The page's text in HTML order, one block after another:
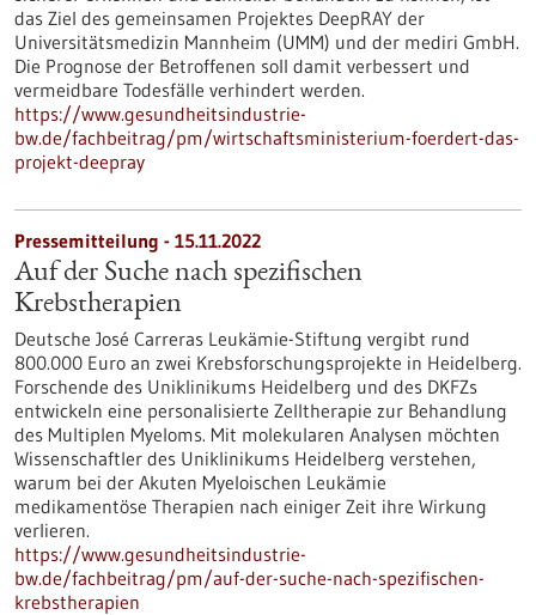
das Ziel des gemeinsamen Projektes DeepRAY der
Universitätsmedizin Mannheim (UMM) und der mediri GmbH.
Die Prognose der Betroffenen soll damit verbessert und
vermeidbare Todesfälle verhindert werden.
https://www.gesundheitsindustrie-
bw.de/fachbeitrag/pm/wirtschaftsministerium-foerdert-das-
projekt-deepray
Pressemitteilung - 15.11.2022
Auf der Suche nach spezifischen
Krebstherapien
Deutsche José Carreras Leukämie-Stiftung vergibt rund
800.000 Euro an zwei Krebsforschungsprojekte in Heidelberg.
Forschende des Uniklinikums Heidelberg und des DKFZs
entwickeln eine personalisierte Zelltherapie zur Behandlung
des Multiplen Myeloms. Mit molekularen Analysen möchten
Wissenschaftler des Uniklinikums Heidelberg verstehen,
warum bei der Akuten Myeloischen Leukämie
medikamentöse Therapien nach einiger Zeit ihre Wirkung
verlieren.
https://www.gesundheitsindustrie-
bw.de/fachbeitrag/pm/auf-der-suche-nach-spezifischen-
krebstherapien